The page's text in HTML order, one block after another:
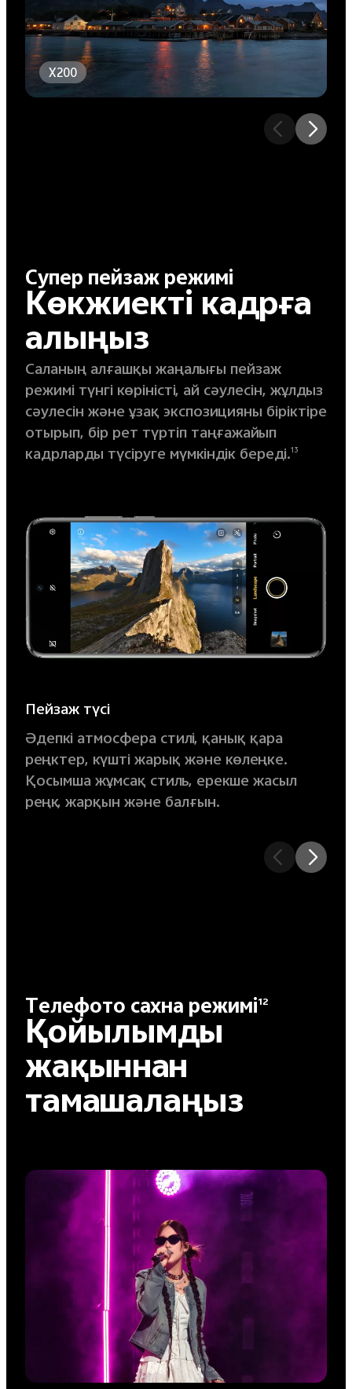
X200
Супер пейзаж режимі
Көкжиекті кадрға
алыңыз
Саланың алғашқы жаңалығы пейзаж
режимі түнгі көріністі, ай сәулесін, жұлдыз
сәулесін және ұзақ экспозицияны біріктіре
отырып, бір рет түртіп таңғажайып
кадрларды түсіруге мүмкіндік береді.13
Пейзаж түсі
Әдепкі атмосфера стилі, қанық қара
реңктер, күшті жарық және көлеңке.
Қосымша жұмсақ стиль, ерекше жасыл
реңк, жарқын және балғын.
Телефото сахна режимі12
Қойылымды
жақыннан
тамашалаңыз